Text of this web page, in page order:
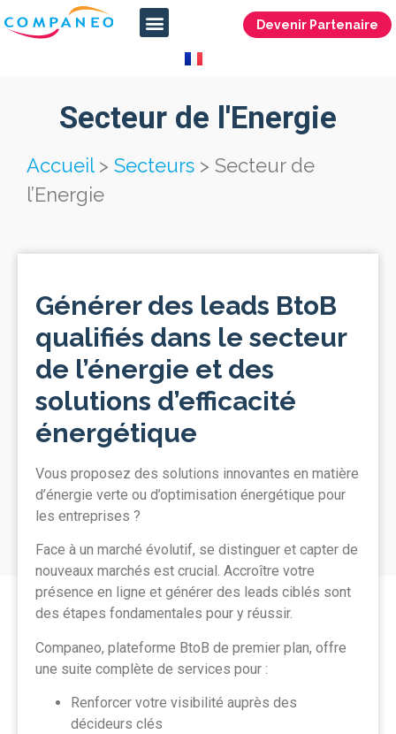
Devenir Partenaire
Secteur de l'Energie
Accueil> Secteurs > Secteur de
l’Energie
Générer des leads BtoB
qualifiés dans le secteur
de l’énergie et des
solutions d’efficacité
énergétique
Vous proposez des solutions innovantes en matière
d’énergie verte ou d’optimisation énergétique pour
les entreprises ?
Face à un marché évolutif, se distinguer et capter de
nouveaux marchés est crucial. Accroître votre
présence en ligne et générer des leads ciblés sont
des étapes fondamentales pour y réussir.
Companeo, plateforme BtoB de premier plan, offre
une suite complète de services pour :
Renforcer votre visibilité auprès des
décideurs clés